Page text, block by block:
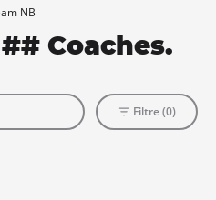
NB
Coaches.
Filtre (0)